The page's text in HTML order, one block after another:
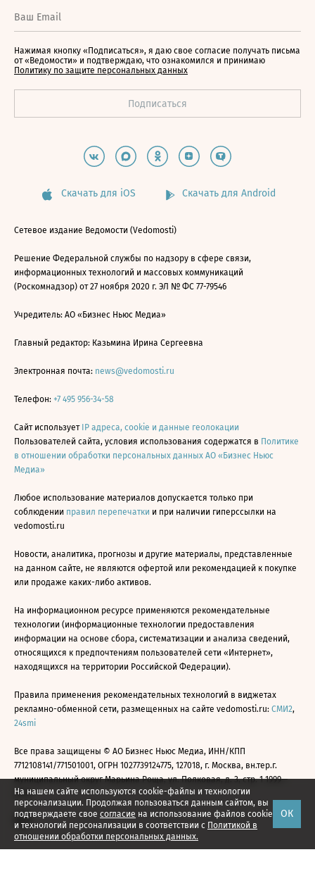
На нашем сайте используются cookie-файлы и технологии
персонализации. Продолжая пользоваться данным сайтом, вы
подтверждаете свое согласие на использование файлов cookie
и технологий персонализации в соответствии с Политикой в
отношении обработки персональных данных.
ОК
Нажимая кнопку «Подписаться», я даю свое согласие получать письма
от «Ведомости» и подтверждаю, что ознакомился и принимаю
Политику по защите персональных данных
Скачать для iOS Скачать для Android
Сетевое издание Ведомости (Vedomosti)
Решение Федеральной службы по надзору в сфере связи,
информационных технологий и массовых коммуникаций
(Роскомнадзор) от 27 ноября 2020 г. ЭЛ № ФС 77-79546
Учредитель: АО «Бизнес Ньюс Медиа»
Главный редактор: Казьмина Ирина Сергеевна
Электронная почта: news@vedomosti.ru
Телефон: +7 495 956-34-58
Сайт использует IP адреса, cookie и данные геолокации
Пользователей сайта, условия использования содержатся в Политике
в отношении обработки персональных данных АО «Бизнес Ньюс
Медиа»
Любое использование материалов допускается только при
соблюдении правил перепечатки и при наличии гиперссылки на
vedomosti.ru
Новости, аналитика, прогнозы и другие материалы, представленные
на данном сайте, не являются офертой или рекомендацией к покупке
или продаже каких-либо активов.
На информационном ресурсе применяются рекомендательные
технологии (информационные технологии предоставления
информации на основе сбора, систематизации и анализа сведений,
относящихся к предпочтениям пользователей сети «Интернет»,
находящихся на территории Российской Федерации).
Правила применения рекомендательных технологий в виджетах
рекламно-обменной сети, размещенных на сайте vedomosti.ru: СМИ2,
24smi
Все права защищены © АО Бизнес Ньюс Медиа, ИНН/КПП
7712108141/771501001, ОГРН 1027739124775, 127018, г. Москва, вн.тер.г.
муниципальный округ Марьина Роща, ул. Полковая, д. 3, стр. 1 1999—
2026